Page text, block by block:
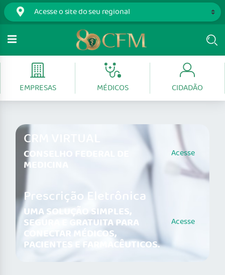
EMPRESAS MÉDICOS CIDADÃO
CRM VIRTUAL
CONSELHO FEDERAL DE
MEDICINA
Acesse
Prescrição Eletrônica
UMA SOLUÇÃO SIMPLES,
SEGURA E GRATUITA PARA
CONECTAR MÉDICOS,
PACIENTES E FARMACÊUTICOS.
Acesse